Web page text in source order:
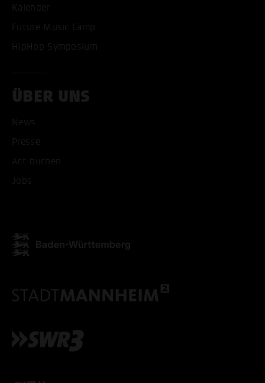
Kalender
Future Music Camp
HipHop Symposium
ÜBER UNS
News
Presse
Act buchen
Jobs